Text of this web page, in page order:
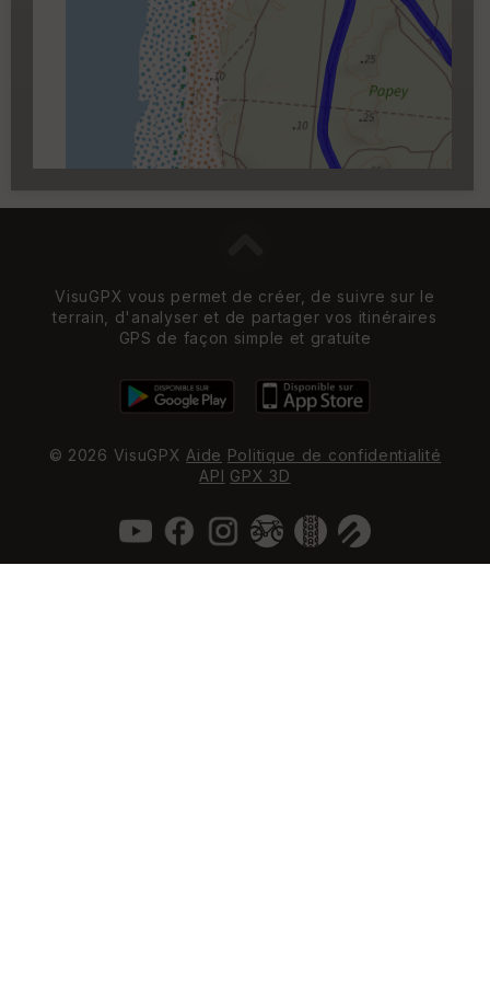
Carroyage UTM
(1km à partir du niveau de
VisuGPX vous permet de créer, de suivre sur le
terrain, d'analyser et de partager vos itinéraires
GPS de façon simple et gratuite
© 2026 VisuGPX Aide Politique de confidentialité
API GPX 3D